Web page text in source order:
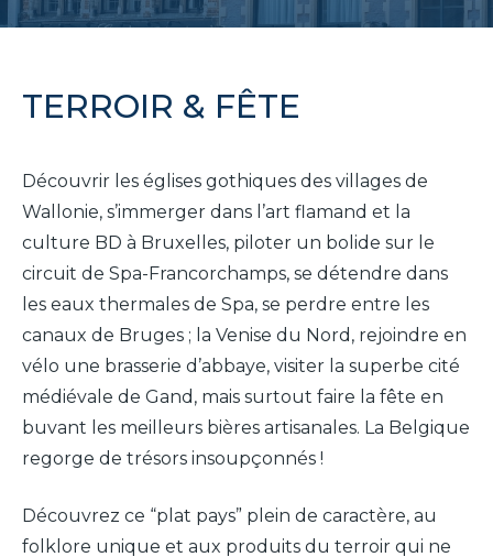
Contacts
It En Fr
TERROIR & FÊTE
Découvrir les églises gothiques des villages de
Wallonie, s’immerger dans l’art flamand et la
culture BD à Bruxelles, piloter un bolide sur le
circuit de Spa-Francorchamps, se détendre dans
les eaux thermales de Spa, se perdre entre les
canaux de Bruges ; la Venise du Nord, rejoindre en
vélo une brasserie d’abbaye, visiter la superbe cité
médiévale de Gand, mais surtout faire la fête en
buvant les meilleurs bières artisanales. La Belgique
regorge de trésors insoupçonnés !
Découvrez ce “plat pays” plein de caractère, au
folklore unique et aux produits du terroir qui ne